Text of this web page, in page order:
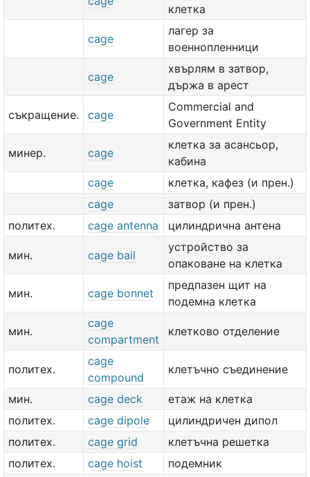
клетка
cage
лагер за
военнопленници
cage
хвърлям в затвор,
държа в арест
съкращение. cage
Commercial and
Government Entity
минер. cage
клетка за асансьор,
кабина
cage
клетка, кафез (и прен.)
cage
затвор (и прен.)
политех.
cage antenna цилиндрична антена
мин. cage bail
устройство за
опаковане на клетка
мин. cage bonnet
предпазен щит на
подемна клетка
мин.
cage
compartment
клетково отделение
политех.
cage
compound
клетъчно съединение
мин. cage deck
етаж на клетка
политех.
cage dipole
цилиндричен дипол
политех.
cage grid
клетъчна решетка
политех.
cage hoist подемник